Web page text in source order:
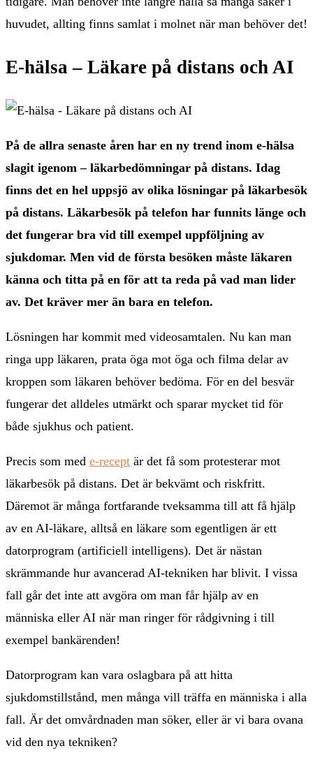
huvudet, allting finns samlat i molnet när man behöver det!
E-hälsa – Läkare på distans och AI
På de allra senaste åren har en ny trend inom e-hälsa
slagit igenom – läkarbedömningar på distans. Idag
finns det en hel uppsjö av olika lösningar på läkarbesök
på distans. Läkarbesök på telefon har funnits länge och
det fungerar bra vid till exempel uppföljning av
sjukdomar. Men vid de första besöken måste läkaren
känna och titta på en för att ta reda på vad man lider
av. Det kräver mer än bara en telefon.
Lösningen har kommit med videosamtalen. Nu kan man
ringa upp läkaren, prata öga mot öga och filma delar av
kroppen som läkaren behöver bedöma. För en del besvär
fungerar det alldeles utmärkt och sparar mycket tid för
både sjukhus och patient.
Precis som med e-recept är det få som protesterar mot
läkarbesök på distans. Det är bekvämt och riskfritt.
Däremot är många fortfarande tveksamma till att få hjälp
av en AI-läkare, alltså en läkare som egentligen är ett
datorprogram (artificiell intelligens). Det är nästan
skrämmande hur avancerad AI-tekniken har blivit. I vissa
fall går det inte att avgöra om man får hjälp av en
människa eller AI när man ringer för rådgivning i till
exempel bankärenden!
Datorprogram kan vara oslagbara på att hitta
sjukdomstillstånd, men många vill träffa en människa i alla
fall. Är det omvårdnaden man söker, eller är vi bara ovana
vid den nya tekniken?